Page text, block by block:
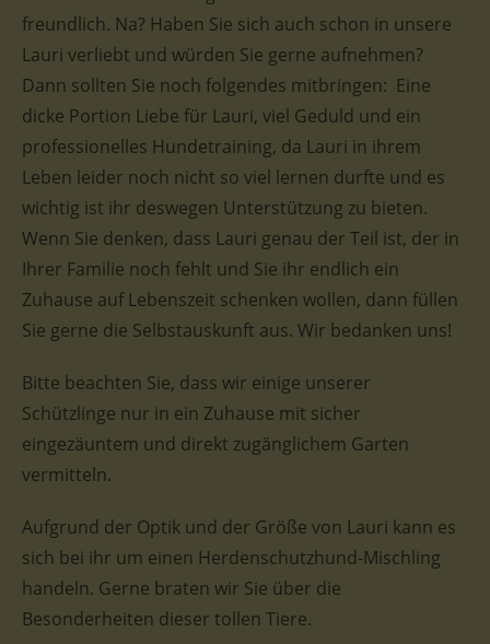
freundlich. Na? Haben Sie sich auch schon in unsere
Lauri verliebt und würden Sie gerne aufnehmen?
Dann sollten Sie noch folgendes mitbringen: Eine
dicke Portion Liebe für Lauri, viel Geduld und ein
professionelles Hundetraining, da Lauri in ihrem
Leben leider noch nicht so viel lernen durfte und es
wichtig ist ihr deswegen Unterstützung zu bieten.
Wenn Sie denken, dass Lauri genau der Teil ist, der in
Ihrer Familie noch fehlt und Sie ihr endlich ein
Zuhause auf Lebenszeit schenken wollen, dann füllen
Sie gerne die Selbstauskunft aus. Wir bedanken uns!
Bitte beachten Sie, dass wir einige unserer
Schützlinge nur in ein Zuhause mit sicher
eingezäuntem und direkt zugänglichem Garten
vermitteln.
Aufgrund der Optik und der Größe von Lauri kann es
sich bei ihr um einen Herdenschutzhund-Mischling
handeln. Gerne braten wir Sie über die
Besonderheiten dieser tollen Tiere.